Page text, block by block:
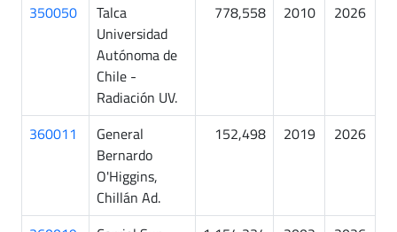
350050
Talca
Universidad
Autónoma de
Chile -
Radiación UV.
778,558 2010 2026
360011
General
Bernardo
O'Higgins,
Chillán Ad.
152,498 2019 2026